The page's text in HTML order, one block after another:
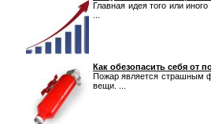
Главная идея того или
Как обезопасить себя от
Пожар является страшным
вещи. ...